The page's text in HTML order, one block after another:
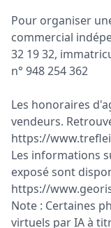
Pour organiser
commercial
32 19 32,
n° 948 254 362
Les honoraires
vendeurs.
https://
Les informations
exposé sont
https://
Note : Certaines
virtuels par IA à